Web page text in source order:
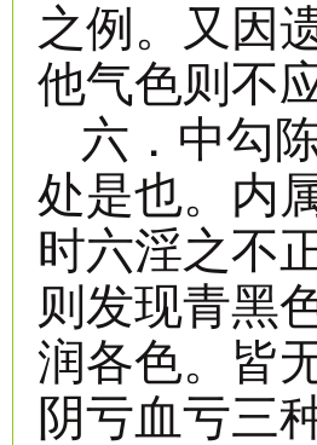
之例。又因
他气色则不
六．中勾
处是也。内
时六淫之不
则发现青黑
润各色。皆
阴亏血亏三